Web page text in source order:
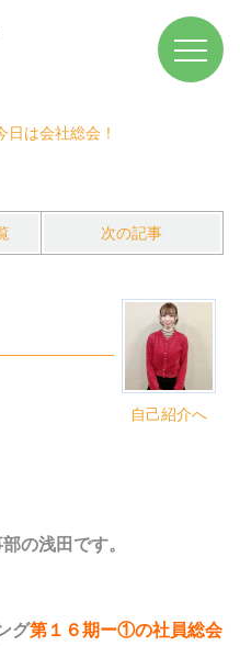
日は会社総会！
次の記事
自己紹介へ
の浅田です。
グ第１６期ー①の社員総会